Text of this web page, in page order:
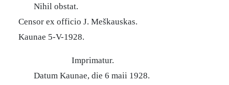
Nihil obstat.
Censor ex officio J. Meškauskas.
Kaunae 5-V-1928.
Imprimatur.
Datum Kaunae, die 6 maii 1928.